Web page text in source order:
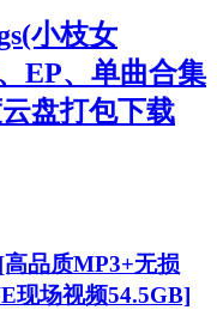
小枝女
EP、单曲合集
盘打包下载
品质MP3+无损
现场视频54.5GB]